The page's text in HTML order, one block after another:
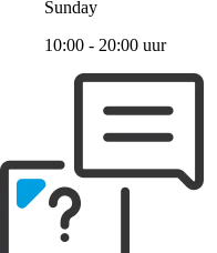
Sunday
10:00 - 20:00 uur